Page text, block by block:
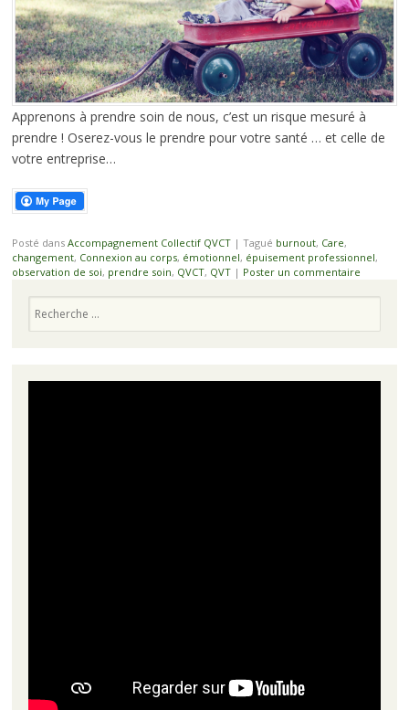
Apprenons à prendre soin de nous, c’est un risque mesuré à
prendre ! Oserez-vous le prendre pour votre santé … et celle de
votre entreprise…
Posté dans Accompagnement Collectif QVCT | Tagué burnout, Care,
changement, Connexion au corps, émotionnel, épuisement professionnel,
observation de soi, prendre soin, QVCT, QVT | Poster un commentaire